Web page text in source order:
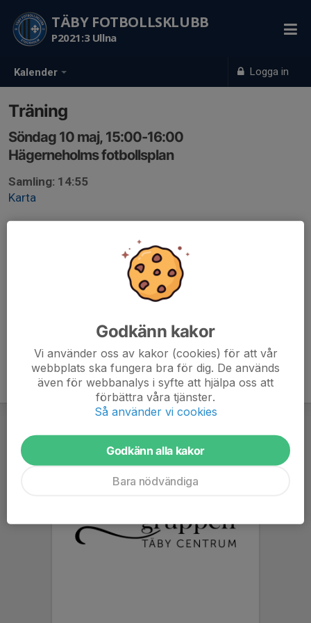
Kalender Logga in
TÄBY FOTBOLLSKLUBB
P2021:3 Ullna
Träning
Söndag 10 maj, 15:00-16:00
Hägerneholms fotbollsplan
Samling: 14:55
Karta
Godkänn kakor
Vi använder oss av kakor (cookies) för att vår
webbplats ska fungera bra för dig. De används
även för webbanalys i syfte att hjälpa oss att
förbättra våra tjänster.
Så använder vi cookies
Godkänn alla kakor
Bara nödvändiga